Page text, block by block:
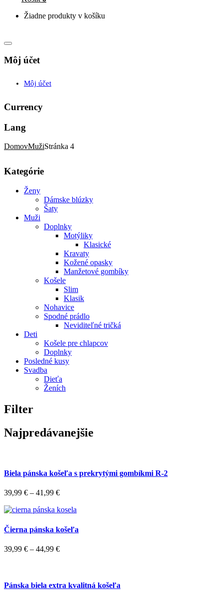
Žiadne produkty v košíku
Môj účet
Môj účet
Currency
Lang
DomovMužiStránka 4
Kategórie
Ženy
Dámske blúzky
Šaty
Muži
Doplnky
Motýliky
Klasické
Kravaty
Kožené opasky
Manžetové gombíky
Košele
Slim
Klasik
Nohavice
Spodné prádlo
Neviditeľné tričká
Deti
Košele pre chlapcov
Doplnky
Posledné kusy
Svadba
Dieťa
Ženích
Filter
Najpredávanejšie
Biela pánska košeľa s prekrytými gombíkmi R-2
39,99 € – 41,99 €
Čierna pánska košeľa
39,99 € – 44,99 €
Pánska biela extra kvalitná košeľa